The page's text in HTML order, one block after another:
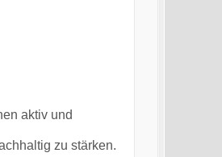
aktiv und
zu stärken.